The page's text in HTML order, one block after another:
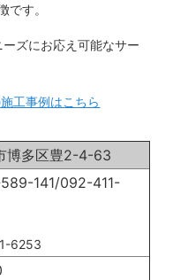
です。
ズにお応え可能なサー
工事例はこちら
博多区豊2-4-63
141/092-411-
6253